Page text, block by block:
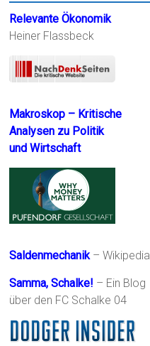
Relevante Ökonomik
Heiner Flassbeck
Makroskop – Kritische
Analysen zu Politik
und Wirtschaft
Saldenmechanik– Wikipedia
Samma, Schalke! – Ein Blog
über den FC Schalke 04